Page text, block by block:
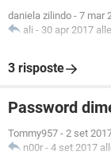
daniela zilindo - 7 mar
ali - 30 apr 2017
3 risposte
Password
Tommy957 - 2 set
n00r - 4 set 2017